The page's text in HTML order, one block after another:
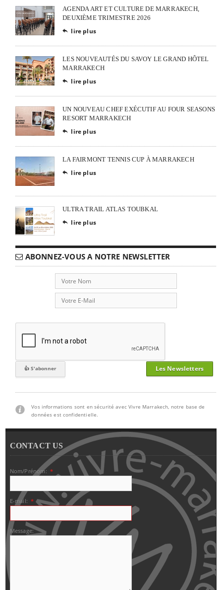
AGENDA ART ET CULTURE DE MARRAKECH,
DEUXIÈME TRIMESTRE 2026
 lire plus
LES NOUVEAUTÉS DU SAVOY LE GRAND HÔTEL
MARRAKECH
 lire plus
UN NOUVEAU CHEF EXÉCUTIF AU FOUR SEASONS
RESORT MARRAKECH
 lire plus
LA FAIRMONT TENNIS CUP À MARRAKECH
 lire plus
ULTRA TRAIL ATLAS TOUBKAL
 lire plus
ABONNEZ-VOUS A NOTRE NEWSLETTER
Les Newsletters
Vos informations sont en sécurité avec Vivre Marrakech, notre base de
données est confidentielle.
CONTACT US
Nom/Prénom: *
E-mail: *
Message: